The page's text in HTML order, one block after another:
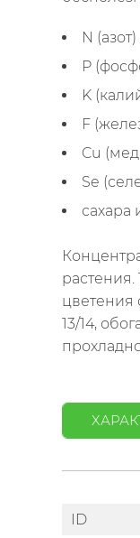
N
P
K
F
Cu
Se
сахара
цветения
13/14,
ID